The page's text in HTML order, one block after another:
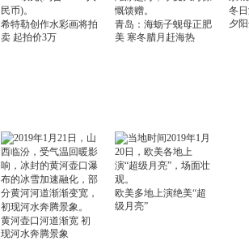
希特勒创作水彩画将拍
卖 起拍价3万
青岛：海蛎子蚬母正肥
美 寒冬腊月赶海热
冬
夕
黄河壶口河道渐宽 初
现河水奔腾景象
欧美多地上演绝美“超
级月亮”